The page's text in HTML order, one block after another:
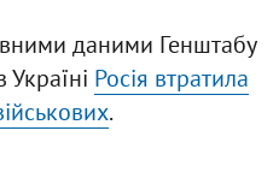
даними Генштабу
Україні Росія втратила
.